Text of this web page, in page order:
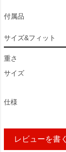
付属品
サイズ&フィット
重さ
サイズ
仕様
レビューを書く